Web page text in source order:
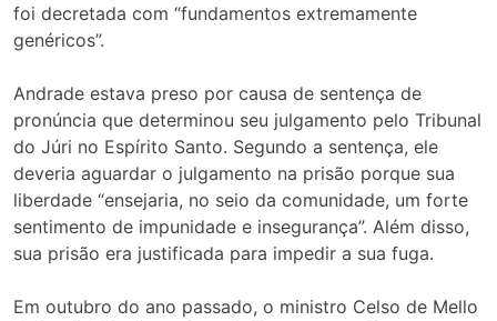
foi decretada com “fundamentos extremamente
genéricos”.
Andrade estava preso por causa de sentença de
pronúncia que determinou seu julgamento pelo Tribunal
do Júri no Espírito Santo. Segundo a sentença, ele
deveria aguardar o julgamento na prisão porque sua
liberdade “ensejaria, no seio da comunidade, um forte
sentimento de impunidade e insegurança”. Além disso,
sua prisão era justificada para impedir a sua fuga.
Em outubro do ano passado, o ministro Celso de Mello